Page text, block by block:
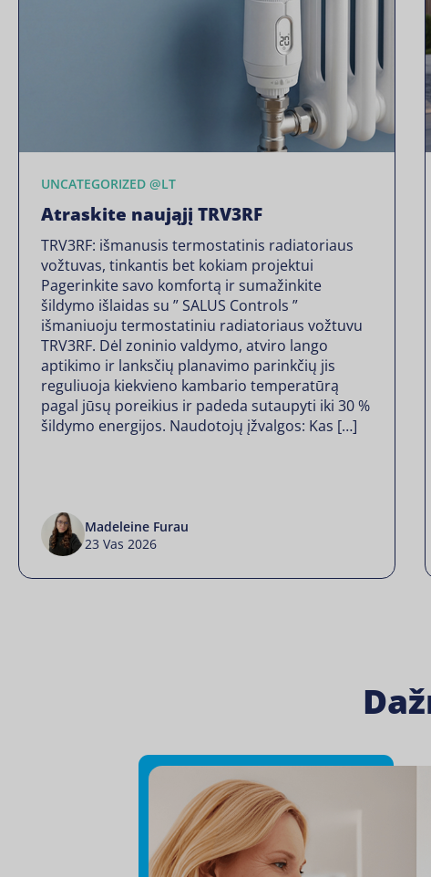
UNCATEGORIZED @LT
Atraskite naująjį TRV3RF
TRV3RF: išmanusis termostatinis radiatoriaus
vožtuvas, tinkantis bet kokiam projektui
Pagerinkite savo komfortą ir sumažinkite
šildymo išlaidas su ” SALUS Controls ”
išmaniuoju termostatiniu radiatoriaus vožtuvu
TRV3RF. Dėl zoninio valdymo, atviro lango
aptikimo ir lanksčių planavimo parinkčių jis
reguliuoja kiekvieno kambario temperatūrą
pagal jūsų poreikius ir padeda sutaupyti iki 30 %
šildymo energijos. Naudotojų įžvalgos: Kas […]
Madeleine Furau
23 Vas 2026